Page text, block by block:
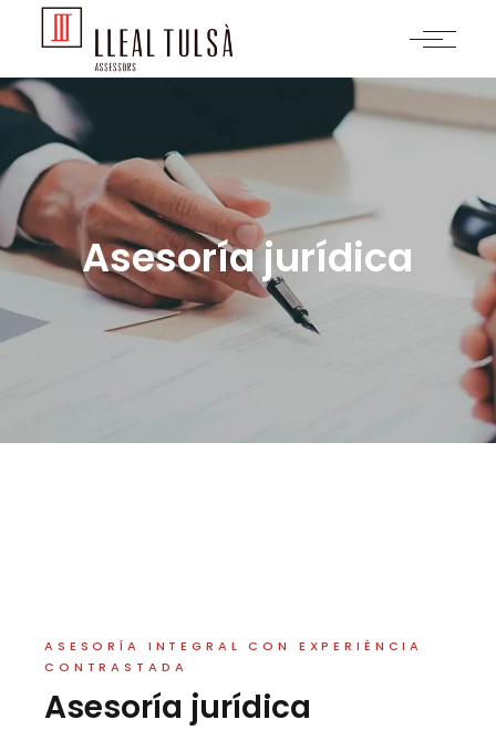
Asesoría jurídica
ASESORÍA INTEGRAL CON EXPERIÈNCIA
CONTRASTADA
Asesoría jurídica